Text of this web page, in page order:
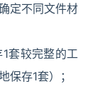
定不同文件材
1套较完整的工
存1套）；